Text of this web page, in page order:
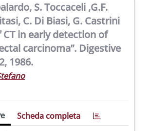
S. Toccaceli ,G.F.
C. Di Biasi, G. Castrini
CT in early detection of
carcinoma”. Digestive
1986.
Scheda completa